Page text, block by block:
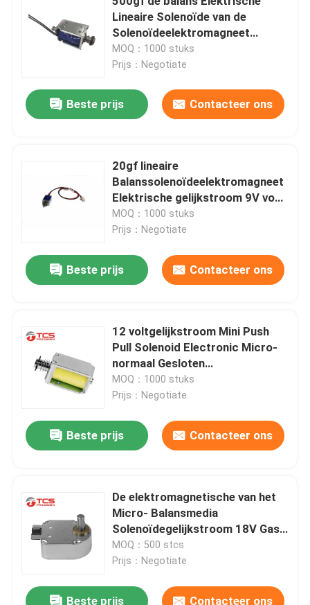
Lineaire Solenoïde van de
Solenoïdeelektromagneet
gelijkstroom 12V
MOQ：1000 stuks
Prijs：Negotiate
Beste prijs Contacteer ons
20gf lineaire
Balanssolenoïdeelektromagneet
Elektrische gelijkstroom 9V voor
Veilig Slot
MOQ：1000 stuks
Prijs：Negotiate
Beste prijs Contacteer ons
12 voltgelijkstroom Mini Push
Pull Solenoid Electronic Micro-
normaal Gesloten
Elektromagneet
MOQ：1000 stuks
Prijs：Negotiate
Beste prijs Contacteer ons
De elektromagnetische van het
Micro- Balansmedia
Solenoïdegelijkstroom 18V Gas
voor ATM
MOQ：500 stcs
Prijs：Negotiate
Beste prijs Contacteer ons